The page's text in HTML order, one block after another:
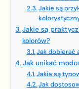
Jakie są
Jakie są
kolorów?
Jak dobierać
Jak unikać
Jakie są
Jak